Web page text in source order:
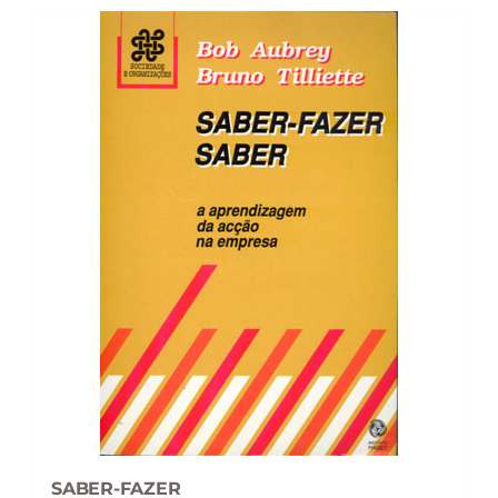
SABER-FAZER